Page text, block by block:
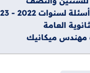
العامة
ميكانيك